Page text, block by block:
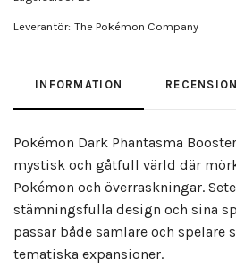
Leverantör: The Pokémon Company
INFORMATION
Pokémon Dark Phantasma
mystisk och gåtfull värld där
Pokémon och överraskningar.
stämningsfulla design och sina
passar både samlare och spelare
tematiska expansioner.